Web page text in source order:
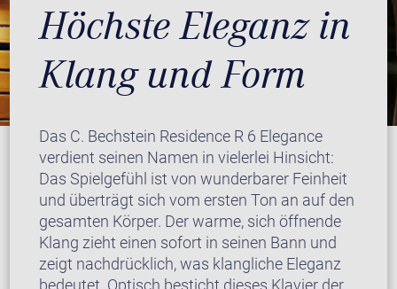
Höchste Eleganz in
Klang und Form
Das C. Bechstein Residence R 6 Elegance
verdient seinen Namen in vielerlei Hinsicht:
Das Spielgefühl ist von wunderbarer Feinheit
und überträgt sich vom ersten Ton an auf den
gesamten Körper. Der warme, sich öffnende
Klang zieht einen sofort in seinen Bann und
zeigt nachdrücklich, was klangliche Eleganz
bedeutet. Optisch besticht dieses Klavier der